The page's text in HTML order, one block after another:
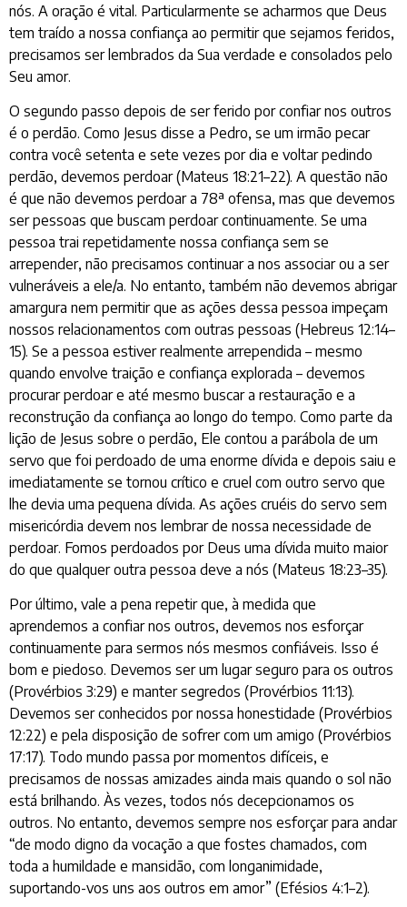
nós. A oração é vital. Particularmente se acharmos que Deus
tem traído a nossa confiança ao permitir que sejamos feridos,
precisamos ser lembrados da Sua verdade e consolados pelo
Seu amor.
O segundo passo depois de ser ferido por confiar nos outros
é o perdão. Como Jesus disse a Pedro, se um irmão pecar
contra você setenta e sete vezes por dia e voltar pedindo
perdão, devemos perdoar (Mateus 18:21–22). A questão não
é que não devemos perdoar a 78ª ofensa, mas que devemos
ser pessoas que buscam perdoar continuamente. Se uma
pessoa trai repetidamente nossa confiança sem se
arrepender, não precisamos continuar a nos associar ou a ser
vulneráveis a ele/a. No entanto, também não devemos abrigar
amargura nem permitir que as ações dessa pessoa impeçam
nossos relacionamentos com outras pessoas (Hebreus 12:14–
15). Se a pessoa estiver realmente arrependida – mesmo
quando envolve traição e confiança explorada – devemos
procurar perdoar e até mesmo buscar a restauração e a
reconstrução da confiança ao longo do tempo. Como parte da
lição de Jesus sobre o perdão, Ele contou a parábola de um
servo que foi perdoado de uma enorme dívida e depois saiu e
imediatamente se tornou crítico e cruel com outro servo que
lhe devia uma pequena dívida. As ações cruéis do servo sem
misericórdia devem nos lembrar de nossa necessidade de
perdoar. Fomos perdoados por Deus uma dívida muito maior
do que qualquer outra pessoa deve a nós (Mateus 18:23–35).
Por último, vale a pena repetir que, à medida que
aprendemos a confiar nos outros, devemos nos esforçar
continuamente para sermos nós mesmos confiáveis. Isso é
bom e piedoso. Devemos ser um lugar seguro para os outros
(Provérbios 3:29) e manter segredos (Provérbios 11:13).
Devemos ser conhecidos por nossa honestidade (Provérbios
12:22) e pela disposição de sofrer com um amigo (Provérbios
17:17). Todo mundo passa por momentos difíceis, e
precisamos de nossas amizades ainda mais quando o sol não
está brilhando. Às vezes, todos nós decepcionamos os
outros. No entanto, devemos sempre nos esforçar para andar
“de modo digno da vocação a que fostes chamados, com
toda a humildade e mansidão, com longanimidade,
suportando-vos uns aos outros em amor” (Efésios 4:1–2).